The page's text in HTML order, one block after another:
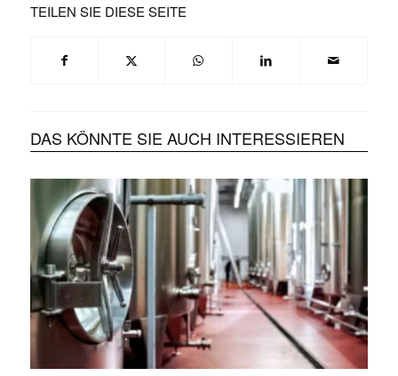
TEILEN SIE DIESE SEITE
DAS KÖNNTE SIE AUCH INTERESSIEREN